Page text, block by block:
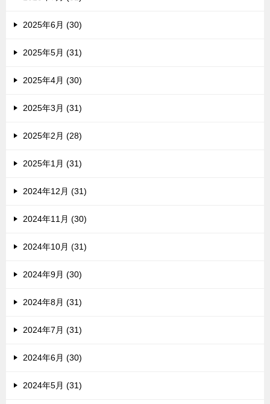
2025年6月 (30)
2025年5月 (31)
2025年4月 (30)
2025年3月 (31)
2025年2月 (28)
2025年1月 (31)
2024年12月 (31)
2024年11月 (30)
2024年10月 (31)
2024年9月 (30)
2024年8月 (31)
2024年7月 (31)
2024年6月 (30)
2024年5月 (31)